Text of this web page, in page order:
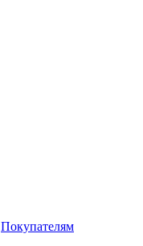
Покупателям